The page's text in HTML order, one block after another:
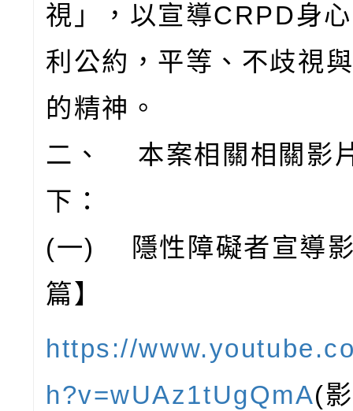
視」，以宣導CRPD身
利公約，平等、不歧視
的精神。
二、 本案相關相關影
下：
(一) 隱性障礙者宣導
篇】
https://
h?v=wUAz1tUgQmA(